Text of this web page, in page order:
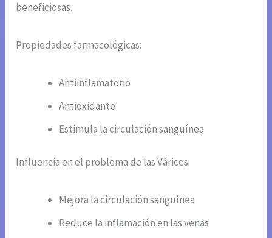
beneficiosas.
Propiedades farmacológicas:
Antiinflamatorio
Antioxidante
Estimula la circulación sanguínea
Influencia en el problema de las Várices:
Mejora la circulación sanguínea
Reduce la inflamación en las venas